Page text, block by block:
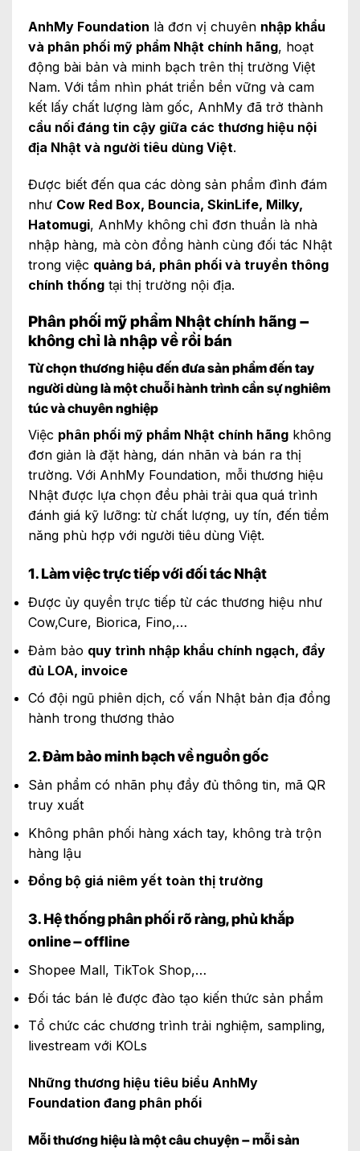
AnhMy Foundation là đơn vị chuyên nhập khẩu
và phân phối mỹ phẩm Nhật chính hãng, hoạt
động bài bản và minh bạch trên thị trường Việt
Nam. Với tầm nhìn phát triển bền vững và cam
kết lấy chất lượng làm gốc, AnhMy đã trở thành
cầu nối đáng tin cậy giữa các thương hiệu nội
địa Nhật và người tiêu dùng Việt.
Được biết đến qua các dòng sản phẩm đình đám
như Cow Red Box, Bouncia, SkinLife, Milky,
Hatomugi, AnhMy không chỉ đơn thuần là nhà
nhập hàng, mà còn đồng hành cùng đối tác Nhật
trong việc quảng bá, phân phối và truyền thông
chính thống tại thị trường nội địa.
Phân phối mỹ phẩm Nhật chính hãng –
không chỉ là nhập về rồi bán
Từ chọn thương hiệu đến đưa sản phẩm đến tay
người dùng là một chuỗi hành trình cần sự nghiêm
túc và chuyên nghiệp
Việc phân phối mỹ phẩm Nhật chính hãng không
đơn giản là đặt hàng, dán nhãn và bán ra thị
trường. Với AnhMy Foundation, mỗi thương hiệu
Nhật được lựa chọn đều phải trải qua quá trình
đánh giá kỹ lưỡng: từ chất lượng, uy tín, đến tiềm
năng phù hợp với người tiêu dùng Việt.
1. Làm việc trực tiếp với đối tác Nhật
Được ủy quyền trực tiếp từ các thương hiệu như
Cow,Cure, Biorica, Fino,…
Đảm bảo quy trình nhập khẩu chính ngạch, đầy
đủ LOA, invoice
Có đội ngũ phiên dịch, cố vấn Nhật bản địa đồng
hành trong thương thảo
2. Đảm bảo minh bạch về nguồn gốc
Sản phẩm có nhãn phụ đầy đủ thông tin, mã QR
truy xuất
Không phân phối hàng xách tay, không trà trộn
hàng lậu
Đồng bộ giá niêm yết toàn thị trường
3. Hệ thống phân phối rõ ràng, phủ khắp
online – offline
Shopee Mall, TikTok Shop,…
Đối tác bán lẻ được đào tạo kiến thức sản phẩm
Tổ chức các chương trình trải nghiệm, sampling,
livestream với KOLs
Những thương hiệu tiêu biểu AnhMy
Foundation đang phân phối
Mỗi thương hiệu là một câu chuyện – mỗi sản